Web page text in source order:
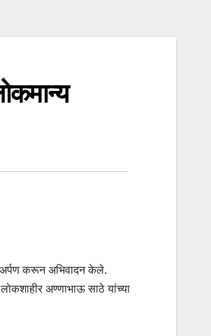
अर्पण करून अभिवादन केले.
अण्णाभाऊ साठे यांच्या